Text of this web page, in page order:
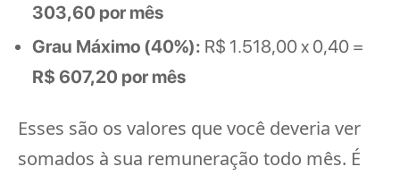
303,60 por mês
Grau Máximo (40%): R$ 1.518,00 x 0,40 =
R$ 607,20 por mês
Esses são os valores que você deveria ver
somados à sua remuneração todo mês. É